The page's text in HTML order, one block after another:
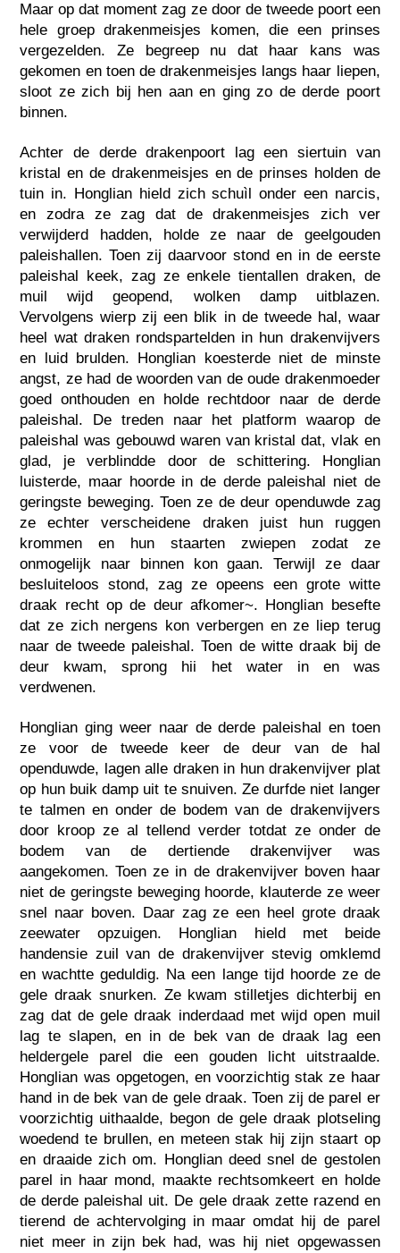
Maar op dat moment zag ze door de tweede poort een
hele groep drakenmeisjes komen, die een prinses
vergezelden. Ze begreep nu dat haar kans was
gekomen en toen de drakenmeisjes langs haar liepen,
sloot ze zich bij hen aan en ging zo de derde poort
binnen.
Achter de derde drakenpoort lag een siertuin van
kristal en de drakenmeisjes en de prinses holden de
tuin in. Honglian hield zich schuìl onder een narcis,
en zodra ze zag dat de drakenmeisjes zich ver
verwijderd hadden, holde ze naar de geelgouden
paleishallen. Toen zij daarvoor stond en in de eerste
paleishal keek, zag ze enkele tientallen draken, de
muil wijd geopend, wolken damp uitblazen.
Vervolgens wierp zij een blik in de tweede hal, waar
heel wat draken rondspartelden in hun drakenvijvers
en luid brulden. Honglian koesterde niet de minste
angst, ze had de woorden van de oude drakenmoeder
goed onthouden en holde rechtdoor naar de derde
paleishal. De treden naar het platform waarop de
paleishal was gebouwd waren van kristal dat, vlak en
glad, je verblindde door de schittering. Honglian
luisterde, maar hoorde in de derde paleishal niet de
geringste beweging. Toen ze de deur openduwde zag
ze echter verscheidene draken juist hun ruggen
krommen en hun staarten zwiepen zodat ze
onmogelijk naar binnen kon gaan. Terwijl ze daar
besluiteloos stond, zag ze opeens een grote witte
draak recht op de deur afkomer~. Honglian besefte
dat ze zich nergens kon verbergen en ze liep terug
naar de tweede paleishal. Toen de witte draak bij de
deur kwam, sprong hii het water in en was
verdwenen.
Honglian ging weer naar de derde paleishal en toen
ze voor de tweede keer de deur van de hal
openduwde, lagen alle draken in hun drakenvijver plat
op hun buik damp uit te snuiven. Ze durfde niet langer
te talmen en onder de bodem van de drakenvijvers
door kroop ze al tellend verder totdat ze onder de
bodem van de dertiende drakenvijver was
aangekomen. Toen ze in de drakenvijver boven haar
niet de geringste beweging hoorde, klauterde ze weer
snel naar boven. Daar zag ze een heel grote draak
zeewater opzuigen. Honglian hield met beide
handensie zuil van de drakenvijver stevig omklemd
en wachtte geduldig. Na een lange tijd hoorde ze de
gele draak snurken. Ze kwam stilletjes dichterbij en
zag dat de gele draak inderdaad met wijd open muil
lag te slapen, en in de bek van de draak lag een
heldergele parel die een gouden licht uitstraalde.
Honglian was opgetogen, en voorzichtig stak ze haar
hand in de bek van de gele draak. Toen zij de parel er
voorzichtig uithaalde, begon de gele draak plotseling
woedend te brullen, en meteen stak hij zijn staart op
en draaide zich om. Honglian deed snel de gestolen
parel in haar mond, maakte rechtsomkeert en holde
de derde paleishal uit. De gele draak zette razend en
tierend de achtervolging in maar omdat hij de parel
niet meer in zijn bek had, was hij niet opgewassen